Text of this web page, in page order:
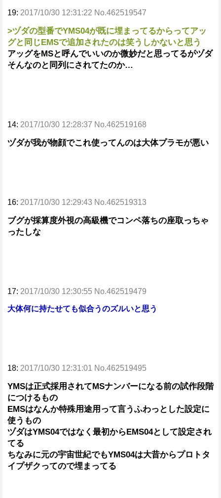
19: 2017/10/30 12:31:22 No.462519547
>ヅダの型番でYMS04が既に埋まってるからってアッ
グと同じEMSで追加されたのは笑うしかないと思う
アッグをMSと呼んでいいのか微妙だと思ってるがヅダ
そんなのと同列にされてたのか…
14: 2017/10/30 12:28:37 No.462519168
ヅダが我が物顔でこれ使ってんのは大体プラモが悪い
16: 2017/10/30 12:29:43 No.462519313
ブグが採算度外視の高級機でコンペ落ちの座取っちゃ
ったしな
17: 2017/10/30 12:30:55 No.462519479
大体何に持たせても似合うのズルいと思う
18: 2017/10/30 12:31:01 No.462519495
YMSは正式採用されてMSナンバーになる前の試作段階
につけるもの
EMSはなんか特殊用途用って言うふわっとした設定に
使うもの
ヅダはYMS04ではなく最初からEMS04として設定され
てる
ちなみに元の宇宙世紀でもYMS04は大昔からプロトタ
イプザクってので埋まってる